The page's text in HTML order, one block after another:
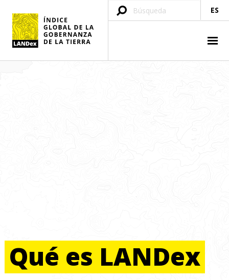
ES
Qué es LANDex